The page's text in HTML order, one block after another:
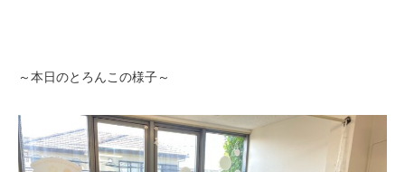
～本日のとろんこの様子～